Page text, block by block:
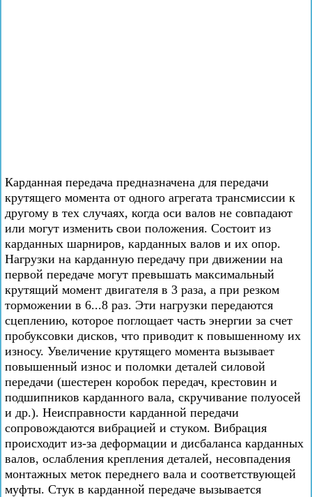
Карданная передача предназначена для передачи
крутящего момента от одного агрегата трансмиссии к
другому в тех случаях, когда оси валов не совпадают
или могут изменить свои положения. Состоит из
карданных шарниров, карданных валов и их опор.
Нагрузки на карданную передачу при движении на
первой передаче могут превышать максимальный
крутящий момент двигателя в 3 раза, а при резком
торможении в 6...8 раз. Эти нагрузки передаются
сцеплению, которое поглощает часть энергии за счет
пробуксовки дисков, что приводит к повышенному их
износу. Увеличение крутящего момента вызывает
повышенный износ и поломки деталей силовой
передачи (шестерен коробок передач, крестовин и
подшипников карданного вала, скручивание полуосей
и др.). Неисправности карданной передачи
сопровождаются вибрацией и стуком. Вибрация
происходит из-за деформации и дисбаланса карданных
валов, ослабления крепления деталей, несовпадения
монтажных меток переднего вала и соответствующей
муфты. Стук в карданной передаче вызывается